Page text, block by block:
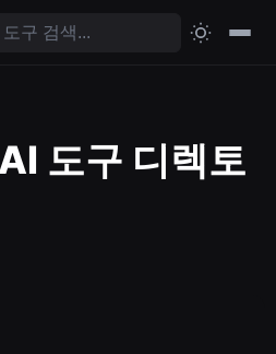
도구 디렉토